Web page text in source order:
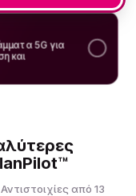
5G για
και
από 13